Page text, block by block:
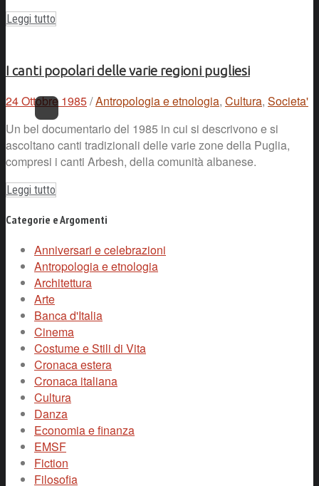
Leggi tutto
I canti popolari delle varie regioni pugliesi
24 Ottobre 1985/Antropologia e etnologia, Cultura, Societa'
Un bel documentario del 1985 in cui si descrivono e si
ascoltano canti tradizionali delle varie zone della Puglia,
compresi i canti Arbesh, della comunità albanese.
Leggi tutto
Categorie e Argomenti
Anniversari e celebrazioni
Antropologia e etnologia
Architettura
Arte
Banca d'Italia
Cinema
Costume e Stili di Vita
Cronaca estera
Cronaca italiana
Cultura
Danza
Economia e finanza
EMSF
Fiction
Filosofia